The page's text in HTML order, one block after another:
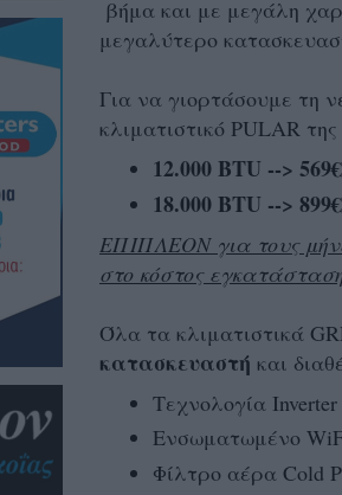
βήμα και με μεγάλη
μεγαλύτερο
Για να γιορτάσουμε τη
κλιματιστικό PULAR
12.000 BTU --> 569€
18.000 BTU --> 899€
ΕΠΙΠΛΕΟΝ για τους
στο κόστος
Όλα τα κλιματιστικά
κατασκευαστή και
Τεχνολογία
Ενσωματωμένο
Φίλτρο αέρα Cold